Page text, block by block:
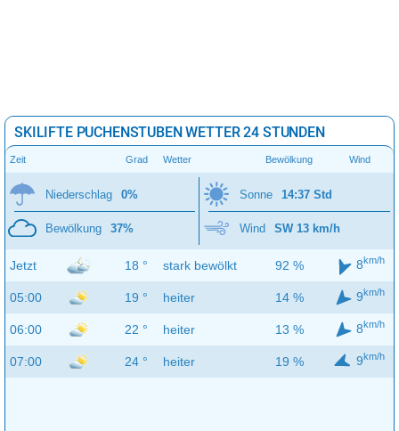
SKILIFTE PUCHENSTUBEN WETTER 24 STUNDEN
Zeit Grad Wetter Bewölkung Wind
Niederschlag 0%
Bewölkung 37%
Sonne 14:37 Std
Wind SW 13 km/h
Jetzt 18 ° stark bewölkt 92 % 8km/h
05:00 19 ° heiter 14 % 9km/h
06:00 22 ° heiter 13 % 8km/h
07:00 24 ° heiter 19 % 9km/h